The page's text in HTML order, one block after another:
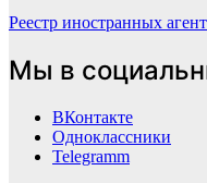
Реестр иностранных
Мы в
ВКонтакте
Одноклассники
Telegramm